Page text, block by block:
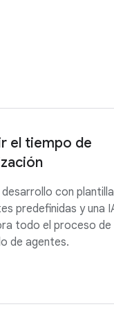
el tiempo de
desarrollo con
predefinidas y una
todo el proceso de
de agentes.